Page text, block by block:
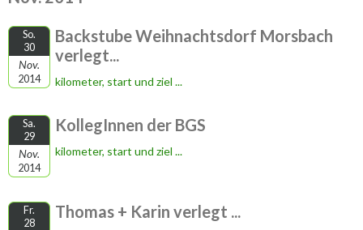
So.
30
Nov.
2014
Backstube Weihnachtsdorf Morsbach
verlegt...
kilometer, start und ziel ...
Sa.
29
Nov.
2014
KollegInnen der BGS
kilometer, start und ziel ...
Fr.
28
Thomas + Karin verlegt ...